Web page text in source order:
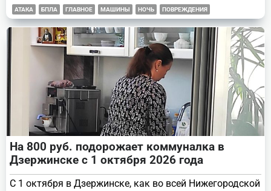
АТАКА БПЛА ГЛАВНОЕ МАШИНЫ НОЧЬ ПОВРЕЖДЕНИЯ
На 800 руб. подорожает коммуналка в
Дзержинске с 1 октября 2026 года
С 1 октября в Дзержинске, как во всей Нижегородской